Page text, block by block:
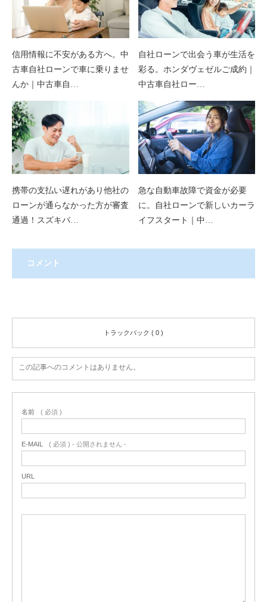
信用情報に不安がある方へ。中
古車自社ローンで車に乗りませ
んか｜中古車自…
自社ローンで出会う車が生活を
彩る。ホンダヴェゼルご成約｜
中古車自社ロー…
携帯の支払い遅れがあり他社の
ローンが通らなかった方が審査
通過！スズキパ…
急な自動車故障で資金が必要
に。自社ローンで新しいカーラ
イフスタート｜中…
コメント
トラックバック ( 0 )
この記事へのコメントはありません。
名前 ( 必須 )
E-MAIL ( 必須 ) - 公開されません -
URL